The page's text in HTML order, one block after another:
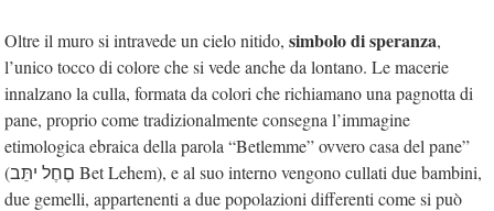
Oltre il muro si intravede un cielo nitido, simbolo di speranza,
l’unico tocco di colore che si vede anche da lontano. Le macerie
innalzano la culla, formata da colori che richiamano una pagnotta di
pane, proprio come tradizionalmente consegna l’immagine
etimologica ebraica della parola “Betlemme” ovvero casa del pane”
(םֶחֶל יתֵּב Bet Lehem), e al suo interno vengono cullati due bambini,
due gemelli, appartenenti a due popolazioni differenti come si può